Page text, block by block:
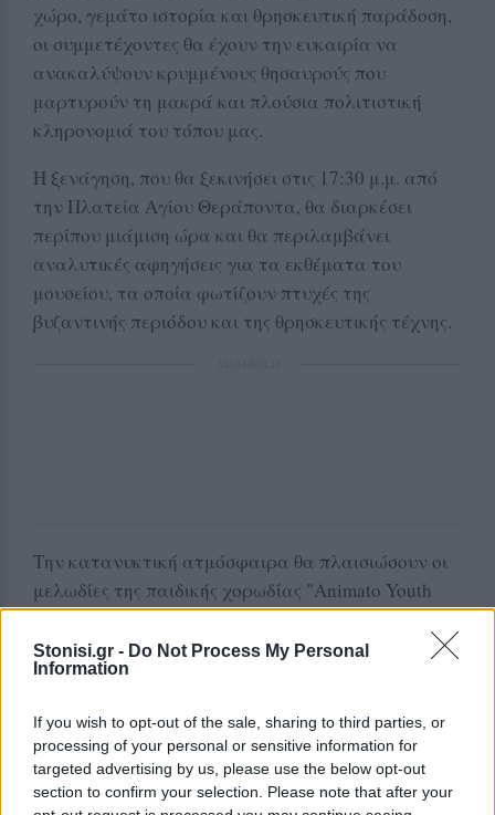
Stonisi.gr - Do Not Process My Personal
Information
If you wish to opt-out of the sale, sharing to third parties, or
processing of your personal or sensitive information for
targeted advertising by us, please use the below opt-out
section to confirm your selection. Please note that after your
χώρο, γεμάτο ιστορία και θρησκευτική παράδοση,
οι συμμετέχοντες θα έχουν την ευκαιρία να
ανακαλύψουν κρυμμένους θησαυρούς που
μαρτυρούν τη μακρά και πλούσια πολιτιστική
κληρονομιά του τόπου μας.
Η ξενάγηση, που θα ξεκινήσει στις 17:30 μ.μ. από
την Πλατεία Αγίου Θεράποντα, θα διαρκέσει
περίπου μιάμιση ώρα και θα περιλαμβάνει
αναλυτικές αφηγήσεις για τα εκθέματα του
μουσείου, τα οποία φωτίζουν πτυχές της
βυζαντινής περιόδου και της θρησκευτικής τέχνης.
Την κατανυκτική ατμόσφαιρα θα πλαισιώσουν οι
μελωδίες της παιδικής χορωδίας "Animato Youth
Voices", προσφέροντας μια μουσική εμπειρία που
θα αγγίξει τις καρδιές όλων.
περιλαμβάνει το εισιτήριο εισόδου στο μουσείο.
Για δηλώσεις συμμετοχής, μπορείτε να
επικοινωνήσετε στο τηλέφωνο: 6988704107.